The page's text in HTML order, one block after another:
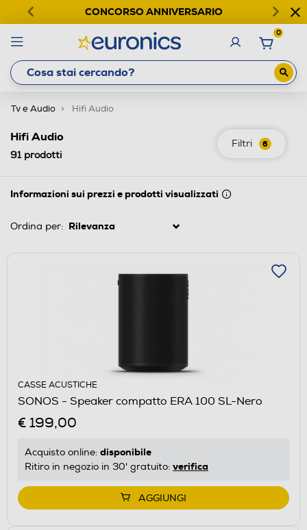
CONCORSO ANNIVERSARIO
0
Tv e Audio Hifi Audio
Filtri 6
Hifi Audio
91prodotti
Informazioni sui prezzi e prodotti visualizzati
Ordina per:
CASSE ACUSTICHE
SONOS - Speaker compatto ERA 100 SL-Nero
€ 199,00
Acquisto online: disponibile
Ritiro in negozio in 30' gratuito: verifica
AGGIUNGI